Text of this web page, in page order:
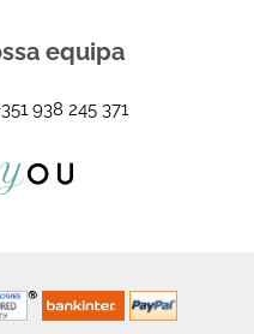
equipa
938 245 371